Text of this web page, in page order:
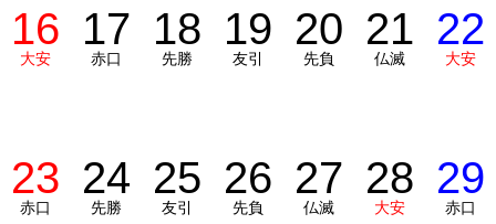
16
大安
17
赤口
18
先勝
19
友引
20
先負
21
仏滅
22
大安
23
赤口
24
先勝
25
友引
26
先負
27
仏滅
28
大安
29
赤口